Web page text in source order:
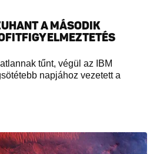
A MÁSODIK
tűnt, végül az IBM
napjához vezetett a